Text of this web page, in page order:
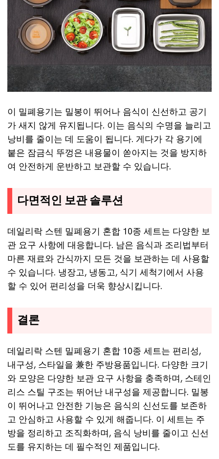
이 밀폐용기는 밀봉이 뛰어나 음식이 신선하고 공기
가 새지 않게 유지됩니다. 이는 음식의 수명을 늘리고
낭비를 줄이는 데 도움이 됩니다. 게다가 각 용기에
붙은 잠금식 뚜껑은 내용물이 쏟아지는 것을 방지하
여 안전하게 운반하고 보관할 수 있습니다.
다면적인 보관 솔루션
데일리락 스텐 밀폐용기 혼합 10종 세트는 다양한 보
관 요구 사항에 대응합니다. 남은 음식과 조리법부터
마른 재료와 간식까지 모든 것을 보관하는 데 사용할
수 있습니다. 냉장고, 냉동고, 식기 세척기에서 사용
할 수 있어 편리성을 더욱 향상시킵니다.
결론
데일리락 스텐 밀폐용기 혼합 10종 세트는 편리성,
내구성, 스타일을 兼한 주방용품입니다. 다양한 크기
와 모양은 다양한 보관 요구 사항을 충족하며, 스테인
리스 스틸 구조는 뛰어난 내구성을 제공합니다. 밀봉
이 뛰어나고 안전한 기능은 음식의 신선도를 보존하
고 안심하고 사용할 수 있게 해줍니다. 이 세트는 주
방을 정리하고 조직화하며, 음식 낭비를 줄이고 신선
도를 유지하는 데 필수적인 제품입니다.